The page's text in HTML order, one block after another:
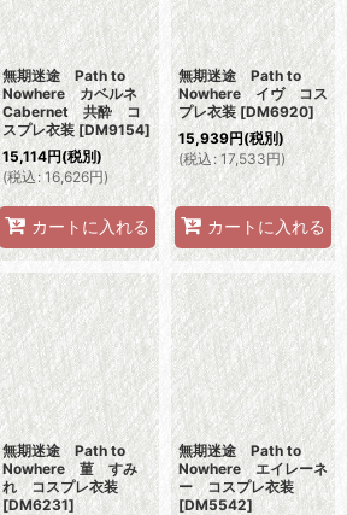
無期迷途 Path to
Nowhere カベルネ
Cabernet 共酔 コ
スプレ衣装 [DM9154]
15,114円(税別)
(税込: 16,626円)
カートに入れる
無期迷途 Path to
Nowhere イヴ コス
プレ衣装 [DM6920]
15,939円(税別)
(税込 : 17,533円)
カートに入れる
無期迷途 Path to
Nowhere 菫 すみ
れ コスプレ衣装
[DM6231]
無期迷途 Path to
Nowhere エイレーネ
ー コスプレ衣装
[DM5542]